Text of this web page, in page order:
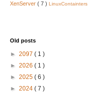
XenServer ( 7 ) LinuxContainters
Old posts
► 2097 ( 1 )
► 2026 ( 1 )
► 2025 ( 6 )
► 2024 ( 7 )